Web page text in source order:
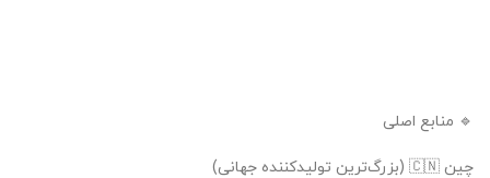
🔹 منابع اصلی
چین 🇨🇳 (بزرگ‌ترین تولیدکننده جهانی)